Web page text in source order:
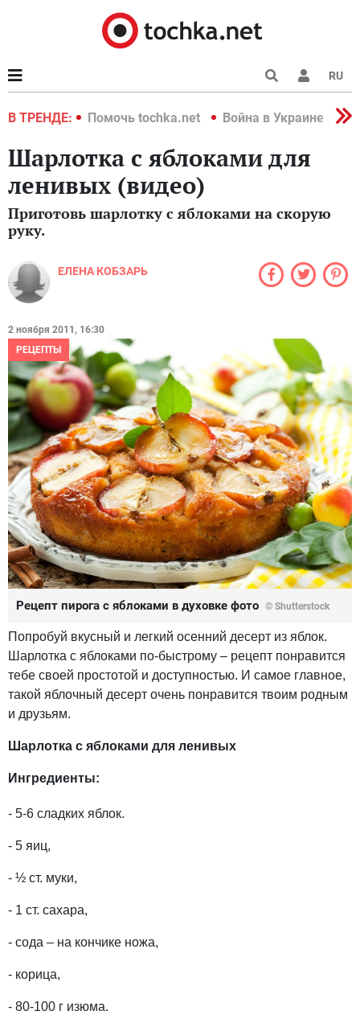
RU
В ТРЕНДЕ:
2022 Помочь tochka.net Война в Украине 2022
Шарлотка с яблоками для
ленивых (видео)
Приготовь шарлотку с яблоками на скорую
руку.
ЕЛЕНА КОБЗАРЬ
2 ноября 2011, 16:30
РЕЦЕПТЫ
Рецепт пирога с яблоками в духовке фото © Shutterstock
Попробуй вкусный и легкий осенний десерт из яблок.
Шарлотка с яблоками по-быстрому – рецепт понравится
тебе своей простотой и доступностью. И самое главное,
такой яблочный десерт очень понравится твоим родным
и друзьям.
Шарлотка с яблоками для ленивых
Ингредиенты:
- 5-6 сладких яблок.
- 5 яиц,
- ½ ст. муки,
- 1 ст. сахара,
- сода – на кончике ножа,
- корица,
- 80-100 г изюма.